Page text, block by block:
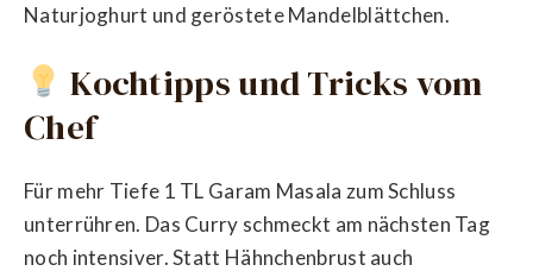
Naturjoghurt und geröstete Mandelblättchen.
Kochtipps und Tricks vom
Chef
Für mehr Tiefe 1 TL Garam Masala zum Schluss
unterrühren. Das Curry schmeckt am nächsten Tag
noch intensiver. Statt Hähnchenbrust auch